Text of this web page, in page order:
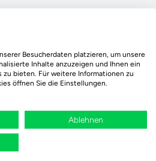
wird regional aufgeforstet
Besucherdaten platzieren, um unsere
Inhalte anzuzeigen und Ihnen ein
bieten. Für weitere Informationen zu
öffnen Sie die Einstellungen.
Ablehnen